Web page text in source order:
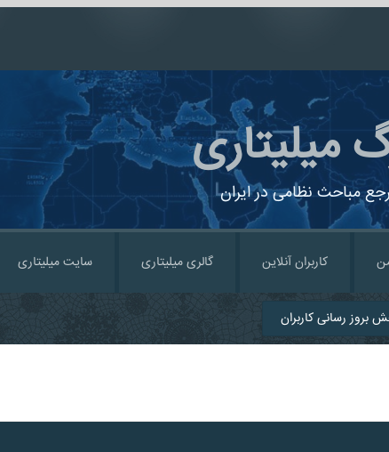
میلیتاری
مباحث نظامی در ایران
کاربران آنلاین گالری میلیتاری سایت میلیتاری
بروز رسانی کاربران